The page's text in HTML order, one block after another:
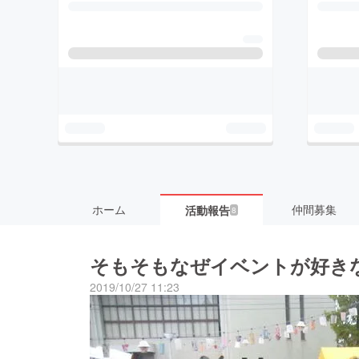
ホーム 活動報告8 仲間募集
そもそもなぜイベントが好き
2019/10/27 11:23